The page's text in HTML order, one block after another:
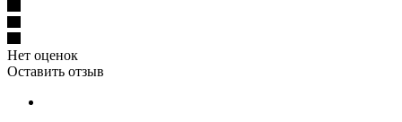
Нет оценок
Оставить отзыв